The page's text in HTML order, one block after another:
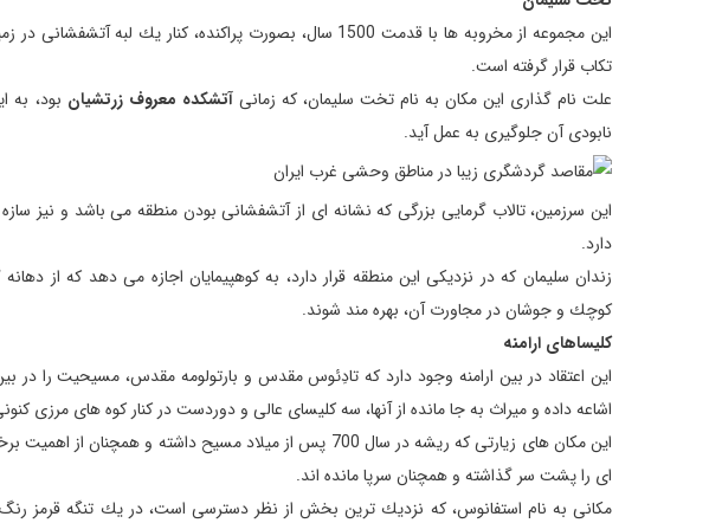
این مجموعه از مخروبه ها با قدمت 1500 سال، بصورت پراكنده،
تكاب قرار گرفته است.
علت نام گذاری این مكان به نام تخت سلیمان، كه زمانیآتشكده معروف زرتشیان بود، به
نابودی آن جلوگیری به عمل آید.
این سرزمین، تالاب گرمایی بزرگی كه نشانه ای از آتشفشانی بودن منطقه می باشد و نیز
دارد.
زندان سلیمان كه در نزدیكی این منطقه قرار دارد، به كوهپیمایان اجازه می دهد كه از
كوچك و جوشان در مجاورت آن، بهره مند شوند.
كلیساهای ارامنه
این اعتقاد در بین ارامنه وجود دارد كه تادِئوس مقدس و بارتولومه مقدس،‌ مسیحیت را در
اشاعه داده و میراث به جا مانده از آنها، سه كلیسای عالی و دوردست در كنار كوه های مرزی
این مكان های زیارتی كه ریشه در سال 700 پس از میلاد مسیح داشته
ای را پشت سر گذاشته و همچنان سرپا مانده اند.
مكانی به نام استفانوس، كه نزدیك ترین بخش از نظر دسترسی است، در یك تنگه قرمز رنگ